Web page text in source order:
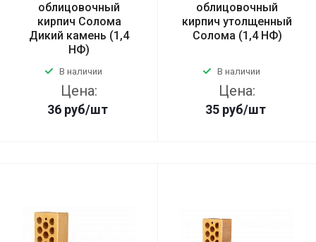
облицовочный
кирпич Солома
Дикий камень (1,4
НФ)
В наличии
Цена:
36 руб/шт
облицовочный
кирпич утолщенный
Солома (1,4 НФ)
В наличии
Цена:
35 руб/шт